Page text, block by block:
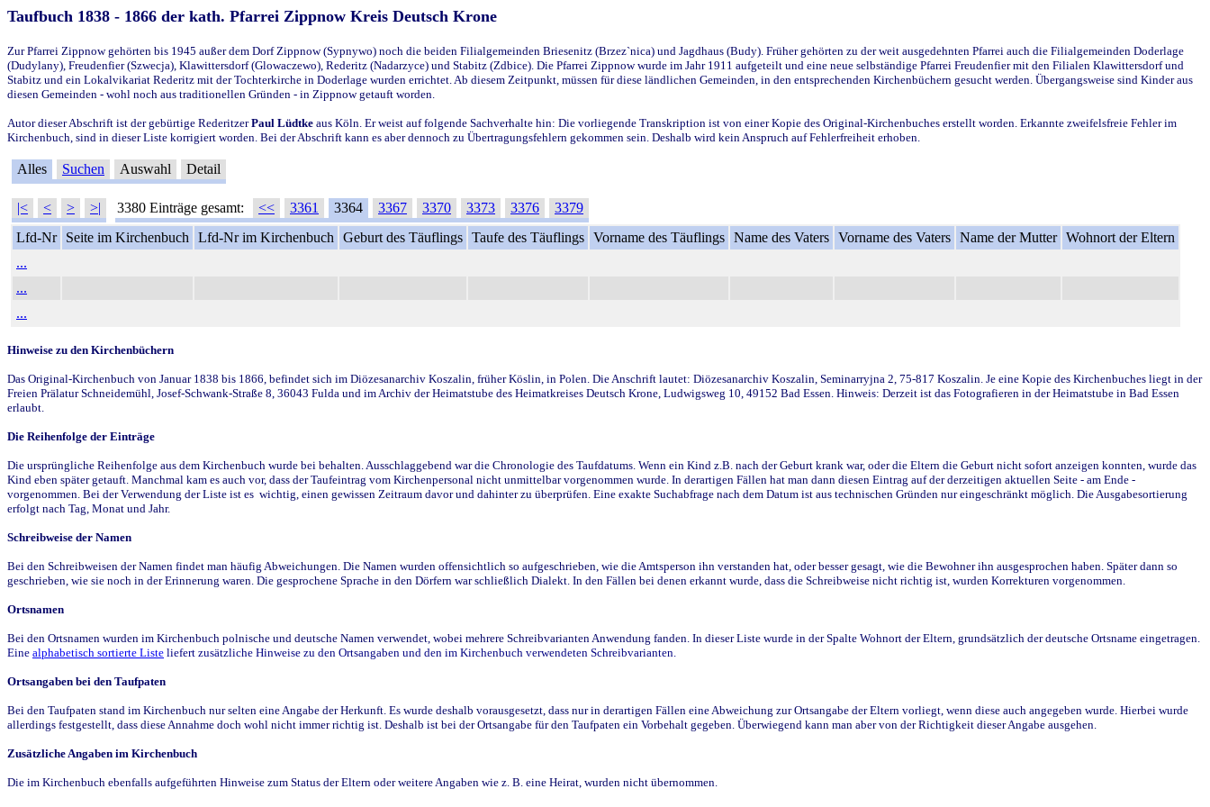
Taufbuch 1838 - 1866 der kath. Pfarrei Zippnow Kreis Deutsch Krone
Zur Pfarrei Zippnow gehörten bis 1945 außer dem Dorf Zippnow (Sypnywo) noch die beiden Filialgemeinden Briesenitz (Brzez`nica) und Jagdhaus (Budy). Früher gehörten zu der weit ausgedehnten Pfarrei auch die Filialgemeinden Doderlage
(Dudylany), Freudenfier (Szwecja), Klawittersdorf (Glowaczewo), Rederitz (Nadarzyce) und Stabitz (Zdbice). Die Pfarrei Zippnow wurde im Jahr 1911 aufgeteilt und eine neue selbständige Pfarrei Freudenfier mit den Filialen Klawittersdorf und
Stabitz und ein Lokalvikariat Rederitz mit der Tochterkirche in Doderlage wurden errichtet. Ab diesem Zeitpunkt, müssen für diese ländlichen Gemeinden, in den entsprechenden Kirchenbüchern gesucht werden. Übergangsweise sind Kinder aus
diesen Gemeinden - wohl noch aus traditionellen Gründen - in Zippnow getauft worden.
Autor dieser Abschrift ist der gebürtige RederitzerPaul Lüdtke aus Köln. Er weist auf folgende Sachverhalte hin: Die vorliegende Transkription ist von einer Kopie des Original-Kirchenbuches erstellt worden. Erkannte zweifelsfreie Fehler im
Kirchenbuch, sind in dieser Liste korrigiert worden. Bei der Abschrift kann es aber dennoch zu Übertragungsfehlern gekommen sein. Deshalb wird kein Anspruch auf Fehlerfreiheit erhoben.
Alles Suchen Auswahl Detail
|< < > >| 3380 Einträge gesamt: << 3361 3364 3367 3370 3373 3376
3379
Lfd-Nr
Seite im Kirchenbuch Lfd-Nr im Kirchenbuch Geburt des Täuflings Taufe des Täuflings Vorname des Täuflings Name des Vaters Vorname des Vaters Name der Mutter Wohnort der Eltern
...
...
...
Hinweise zu den Kirchenbüchern
Das Original-Kirchenbuch von Januar 1838 bis 1866, befindet sich im Diözesanarchiv Koszalin, früher Köslin, in Polen. Die Anschrift lautet: Diözesanarchiv Koszalin, Seminarryjna 2, 75-817 Koszalin. Je eine Kopie des Kirchenbuches liegt in der
Freien Prälatur Schneidemühl, Josef-Schwank-Straße 8, 36043 Fulda und im Archiv der Heimatstube des Heimatkreises Deutsch Krone, Ludwigsweg 10, 49152 Bad Essen. Hinweis: Derzeit ist das Fotografieren in der Heimatstube in Bad Essen
erlaubt.
Die Reihenfolge der Einträge
Die ursprüngliche Reihenfolge aus dem Kirchenbuch wurde bei behalten. Ausschlaggebend war die Chronologie des Taufdatums. Wenn ein Kind z.B. nach der Geburt krank war, oder die Eltern die Geburt nicht sofort anzeigen konnten, wurde das
Kind eben später getauft. Manchmal kam es auch vor, dass der Taufeintrag vom Kirchenpersonal nicht unmittelbar vorgenommen wurde. In derartigen Fällen hat man dann diesen Eintrag auf der derzeitigen aktuellen Seite - am Ende -
vorgenommen. Bei der Verwendung der Liste ist es wichtig, einen gewissen Zeitraum davor und dahinter zu überprüfen. Eine exakte Suchabfrage nach dem Datum ist aus technischen Gründen nur eingeschränkt möglich. Die Ausgabesortierung
erfolgt nach Tag, Monat und Jahr.
Schreibweise der Namen
Bei den Schreibweisen der Namen findet man häufig Abweichungen. Die Namen wurden offensichtlich so aufgeschrieben, wie die Amtsperson ihn verstanden hat, oder besser gesagt, wie die Bewohner ihn ausgesprochen haben. Später dann so
geschrieben, wie sie noch in der Erinnerung waren. Die gesprochene Sprache in den Dörfern war schließlich Dialekt. In den Fällen bei denen erkannt wurde, dass die Schreibweise nicht richtig ist, wurden Korrekturen vorgenommen.
Ortsnamen
Bei den Ortsnamen wurden im Kirchenbuch polnische und deutsche Namen verwendet, wobei mehrere Schreibvarianten Anwendung fanden. In dieser Liste wurde in der Spalte Wohnort der Eltern, grundsätzlich der deutsche Ortsname eingetragen.
Eine alphabetisch sortierte Liste liefert zusätzliche Hinweise zu den Ortsangaben und den im Kirchenbuch verwendeten Schreibvarianten.
Ortsangaben bei den Taufpaten
Bei den Taufpaten stand im Kirchenbuch nur selten eine Angabe der Herkunft. Es wurde deshalb vorausgesetzt, dass nur in derartigen Fällen eine Abweichung zur Ortsangabe der Eltern vorliegt, wenn diese auch angegeben wurde. Hierbei wurde
allerdings festgestellt, dass diese Annahme doch wohl nicht immer richtig ist. Deshalb ist bei der Ortsangabe für den Taufpaten ein Vorbehalt gegeben. Überwiegend kann man aber von der Richtigkeit dieser Angabe ausgehen.
Zusätzliche Angaben im Kirchenbuch
Die im Kirchenbuch ebenfalls aufgeführten Hinweise zum Status der Eltern oder weitere Angaben wie z. B. eine Heirat, wurden nicht übernommen.